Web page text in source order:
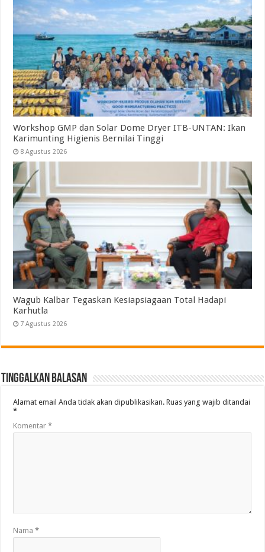
Workshop GMP dan Solar Dome Dryer ITB-UNTAN: Ikan
Karimunting Higienis Bernilai Tinggi
8 Agustus 2026
Wagub Kalbar Tegaskan Kesiapsiagaan Total Hadapi
Karhutla
7 Agustus 2026
Tinggalkan Balasan
Alamat email Anda tidak akan dipublikasikan. Ruas yang wajib ditandai
*
Komentar*
Nama*